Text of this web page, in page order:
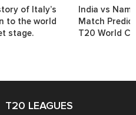
of Italy’s
to the world
stage.
India vs
Match
T20 World
T20 LEAGUES